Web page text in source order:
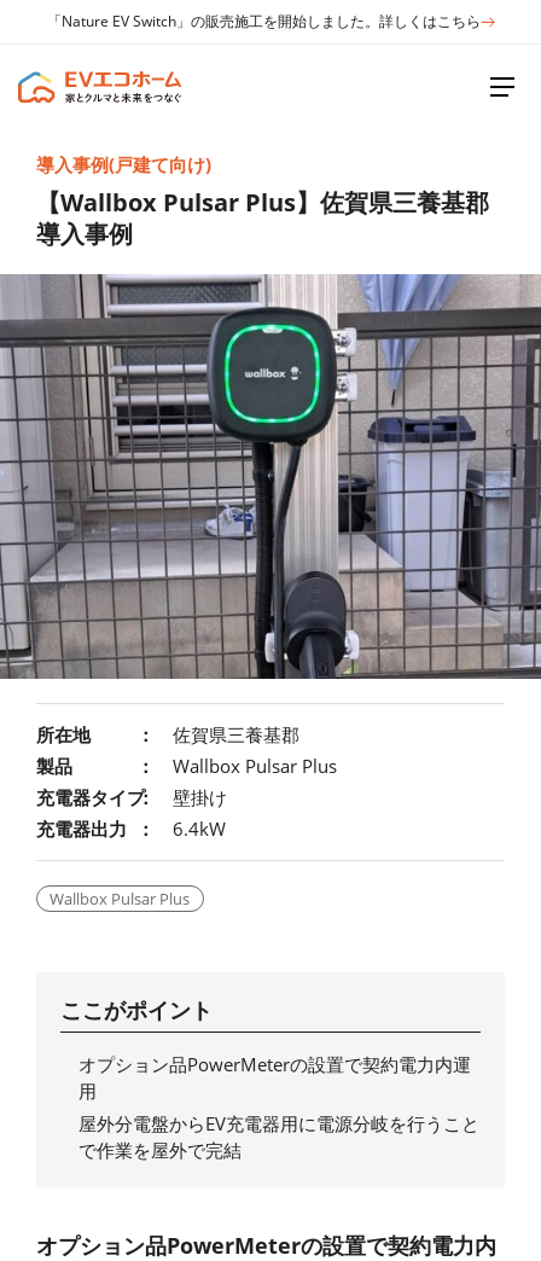
「Nature EV Switch」の販売施工を開始しました。詳しくはこちら
導入事例(戸建て向け)
【Wallbox Pulsar Plus】佐賀県三養基郡
導入事例
所在地
佐賀県三養基郡
製品
Wallbox Pulsar Plus
充電器タイプ
壁掛け
充電器出力
6.4kW
Wallbox Pulsar Plus
ここがポイント
オプション品PowerMeterの設置で契約電力内運
用
屋外分電盤からEV充電器用に電源分岐を行うこと
で作業を屋外で完結
オプション品PowerMeterの設置で契約電力内